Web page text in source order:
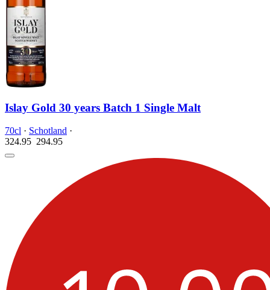
Islay Gold 30 years Batch 1 Single Malt
70cl · Schotland ·
324.95 294.95